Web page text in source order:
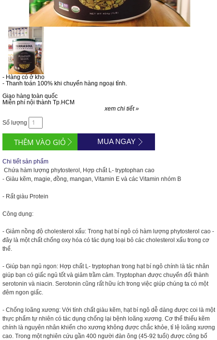
- Hàng có ở kho
- Thanh toán 100% khi chuyển hàng ngoại tỉnh.
Giao hàng toàn quốc
Miễn phí nội thành Tp.HCM
xem chi tiết »
Số lượng
MUA NGAY
Chi tiết sản phẩm
Chứa hàm lượng phytosterol, Hợp chất L- tryptophan cao
- Giàu kẽm, magie, đồng, mangan, Vitamin E và các Vitamin nhóm B
- Rất giàu Protein
Công dụng:
- Giảm nồng độ cholesterol xấu: Trong hạt bí ngô có hàm lượng phytosterol cao -
đây là một chất chống oxy hóa có tác dụng loại bỏ các cholesterol xấu trong cơ
thể.
- Giúp bạn ngủ ngon: Hợp chất L- tryptophan trong hạt bí ngô chính là tác nhân
giúp bạn có giấc ngủ tốt và giảm trầm cảm. Tryptophan được chuyển đổi thành
serotonin và niacin. Serotonin cũng rất hữu ích trong việc giúp chúng ta có một
đêm ngon giấc.
- Chống loãng xương: Với tính chất giàu kẽm, hạt bí ngô dễ dàng được coi là một
thực phẩm tự nhiên có tác dụng chống lại bệnh loãng xương. Cơ thể thiếu kẽm
chính là nguyên nhân khiến cho xương không được chắc khỏe, tỉ lệ loãng xương
cao. Trong một nghiên cứu gần 400 người đàn ông (45-92 tuổi) được công bố